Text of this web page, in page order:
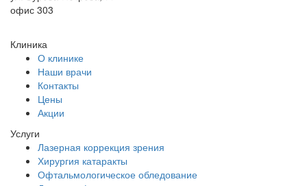
офис 303
Клиника
О клинике
Наши врачи
Контакты
Цены
Акции
Услуги
Лазерная коррекция зрения
Хирургия катаракты
Офтальмологическое обледование